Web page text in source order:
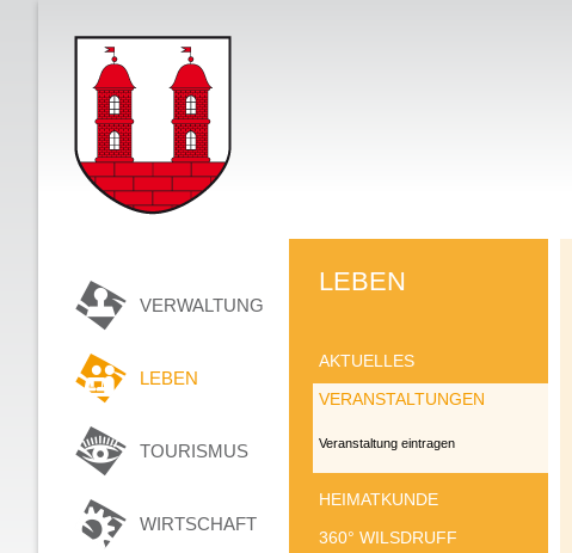
VERWALTUNG
LEBEN
TOURISMUS
WIRTSCHAFT
LEBEN
AKTUELLES
VERANSTALTUNGEN
Veranstaltung eintragen
HEIMATKUNDE
360° WILSDRUFF